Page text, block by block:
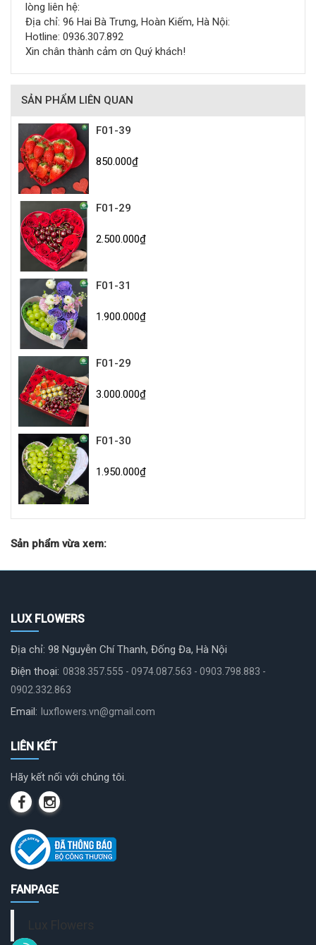
lòng liên hệ:
Địa chỉ: 96 Hai Bà Trưng, Hoàn Kiếm, Hà Nội:
Hotline: 0936.307.892
Xin chân thành cảm ơn Quý khách!
SẢN PHẨM LIÊN QUAN
F01-39
850.000₫
F01-29
2.500.000₫
F01-31
1.900.000₫
F01-29
3.000.000₫
F01-30
1.950.000₫
Sản phẩm vừa xem:
LUX FLOWERS
Địa chỉ: 98 Nguyễn Chí Thanh, Đống Đa, Hà Nội
Điện thoại: 0838.357.555 - 0974.087.563 - 0903.798.883 -
0902.332.863
Email: luxflowers.vn@gmail.com
LIÊN KẾT
Hãy kết nối với chúng tôi.
FANPAGE
Lux Flowers